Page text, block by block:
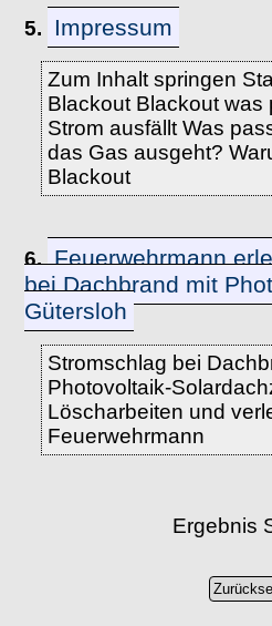
5. Impressum
Zum Inhalt springen
Blackout Blackout was
Strom ausfällt Was
das Gas ausgeht?
Blackout
6. Feuerwehrmann
bei Dachbrand mit
Gütersloh
Stromschlag bei
Photovoltaik-
Löscharbeiten und
Feuerwehrmann
Ergebnis